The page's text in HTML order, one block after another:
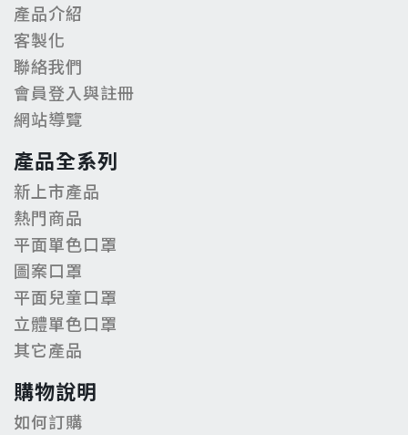
產品介紹
客製化
聯絡我們
會員登入與註冊
網站導覽
產品全系列
新上市產品
熱門商品
平面單色口罩
圖案口罩
平面兒童口罩
立體單色口罩
其它產品
購物說明
如何訂購